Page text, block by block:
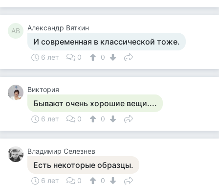
АВ Александр Вяткин
И современная в классической тоже.
6 лет 0 0
Виктория
Бывают очень хорошие вещи....
6 лет 0 0
Владимир Селезнев
Есть некоторые образцы.
6 лет 0 0